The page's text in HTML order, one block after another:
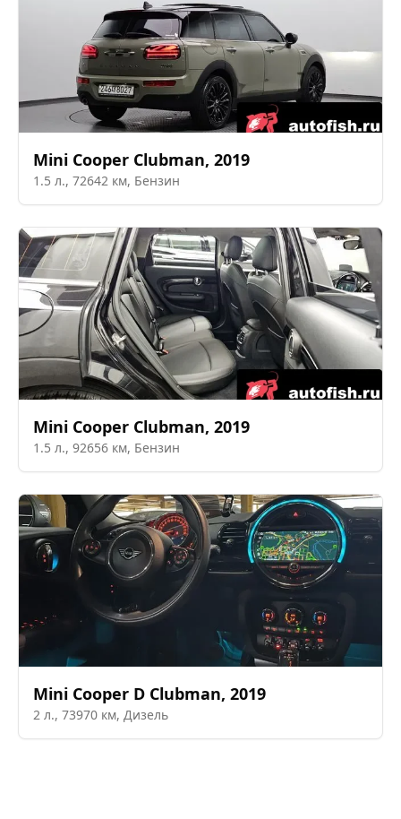
Mini Cooper Clubman, 2019
1.5 л., 72642 км, Бензин
Mini Cooper Clubman, 2019
1.5 л., 92656 км, Бензин
Mini Cooper D Clubman, 2019
2 л., 73970 км, Дизель